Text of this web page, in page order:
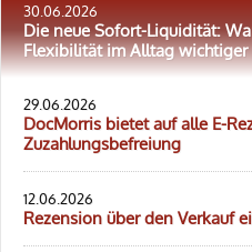
30.06.2026
Die neue Sofort-Liquidität:
Flexibilität im Alltag
29.06.2026
DocMorris bietet auf alle E-
Zuzahlungsbefreiung
12.06.2026
Rezension über den Verkauf